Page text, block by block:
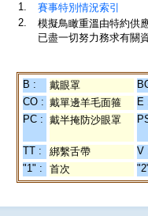
1.
賽事特別情況索引
2.
模擬鳥瞰重溫由特約供
已盡一切努力務求有關
B : 戴眼罩
CO : 戴單邊羊毛面箍 E
PC : 戴半掩防沙眼罩
TT : 綁繫舌帶 V
"1" :
首次